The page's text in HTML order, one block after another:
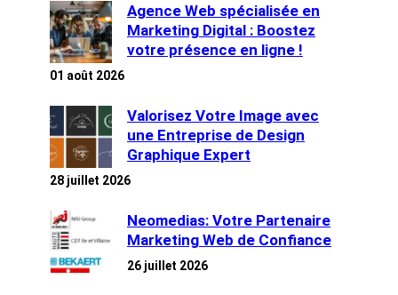
Agence Web spécialisée en
Marketing Digital : Boostez
votre présence en ligne !
01 août 2026
Valorisez Votre Image avec
une Entreprise de Design
Graphique Expert
28 juillet 2026
Neomedias: Votre Partenaire
Marketing Web de Confiance
26 juillet 2026